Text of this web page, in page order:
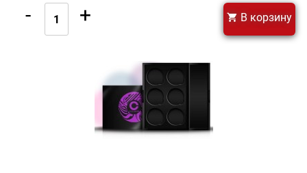
- + В корзину